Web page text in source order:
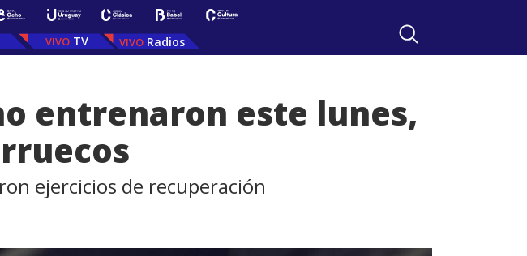
TV Radios
entrenaron este lunes,
ejercicios de recuperación